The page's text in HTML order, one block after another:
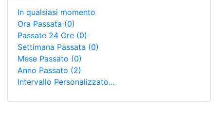
In qualsiasi momento
Ora Passata (0)
Passate 24 Ore (0)
Settimana Passata (0)
Mese Passato (0)
Anno Passato (2)
Intervallo Personalizzato…